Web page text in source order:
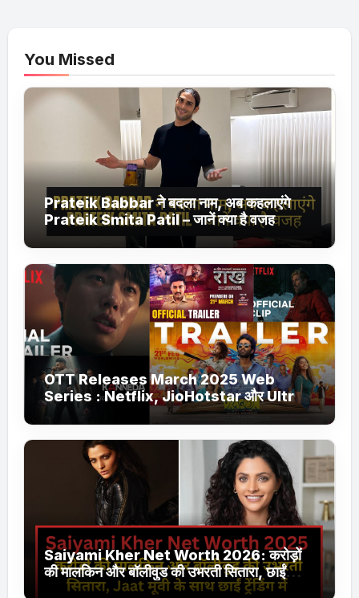
You Missed
Prateik Babbar ने बदला नाम, अब कहलाएंगे
Prateik Smita Patil – जानें क्या है वजह
OTT Releases March 2025 Web
Series : Netflix, JioHotstar और Ultra
Jhakaas पर नई वेब सीरीज और फिल्में
Saiyami Kher Net Worth 2026: करोड़ों
की मालकिन और बॉलीवुड की उभरती सितारा, छाईं
ट्रेंडिंग में